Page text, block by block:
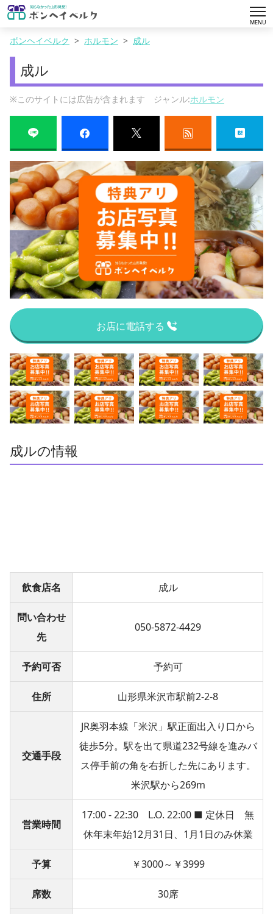
MENU
ボンヘイベルク ホルモン 成ル
成ル
※このサイトには広告が含まれます ジャンル:ホルモン
お店に電話する
成ルの情報
飲食店名 成ル
問い合わせ
先
050-5872-4429
予約可否 予約可
住所 山形県米沢市駅前2-2-8
交通手段
JR奥羽本線「米沢」駅正面出入り口から
徒歩5分。駅を出て県道232号線を進みバ
ス停手前の角を右折した先にあります。
米沢駅から269m
営業時間
17:00 - 22:30 L.O. 22:00 ■ 定休日 無
休年末年始12月31日、1月1日のみ休業
予算 ￥3000～￥3999
席数 30席